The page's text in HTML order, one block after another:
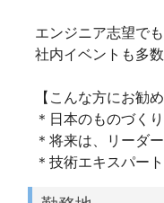
エンジニア志望で
社内イベントも多
【こんな方にお勧め
＊日本のものづく
＊将来は、リーダ
＊技術エキスパー